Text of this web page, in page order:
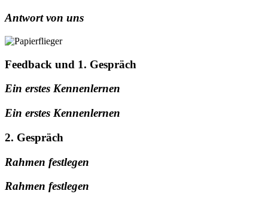
Antwort von uns
Feedback und 1. Gespräch
Ein erstes Kennenlernen
Ein erstes Kennenlernen
2. Gespräch
Rahmen festlegen
Rahmen festlegen